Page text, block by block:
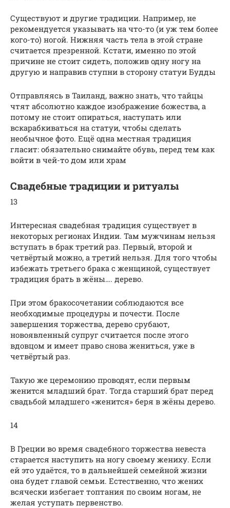
Существуют и другие традиции. Например, не
рекомендуется указывать на что-то (и уж тем более
кого-то) ногой. Нижняя часть тела в этой стране
считается презренной. Кстати, именно по этой
причине не стоит сидеть, положив одну ногу на
другую и направив ступни в сторону статуи Будды
Отправляясь в Таиланд, важно знать, что тайцы
чтят абсолютно каждое изображение божества, а
потому не стоит опираться, наступать или
вскарабкиваться на статуи, чтобы сделать
необычное фото. Ещё одна местная традиция
гласит: обязательно снимайте обувь, перед тем как
войти в чей-то дом или храм
Свадебные традиции и ритуалы
13
Интересная свадебная традиция существует в
некоторых регионах Индии. Там мужчинам нельзя
вступать в брак третий раз. Первый, второй и
четвёртый можно, а третий нельзя. Для того чтобы
избежать третьего брака с женщиной, существует
традиция брать в жёны…. дерево.
При этом бракосочетании соблюдаются все
необходимые процедуры и почести. После
завершения торжества, дерево срубают,
новоявленный супруг считается после этого
вдовцом и имеет право снова жениться, уже в
четвёртый раз.
Такую же церемонию проводят, если первым
женится младший брат. Тогда старший брат перед
свадьбой младшего «женится» беря в жёны дерево.
14
В Греции во время свадебного торжества невеста
старается наступить на ногу своему жениху. Если
ей это удаётся, то в дальнейшей семейной жизни
она будет главой семьи. Естественно, что жених
всячески избегает топтания по своим ногам, не
желая уступать первенство.